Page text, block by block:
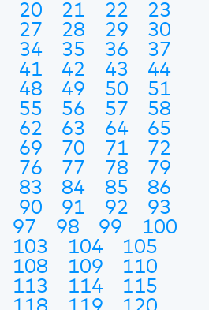
20 21 22
23
27 28 29
30
34 35 36
37
41 42 43
44
48 49 50
51
55 56 57
58
62 63 64
65
69 70 71
72
76 77 78
79
83 84 85
86
90 91 92
93
97 98 99
100
103 104
105
108 109
110
113 114
115